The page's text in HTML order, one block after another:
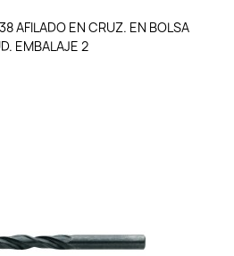
AFILADO EN CRUZ. EN BOLSA
EMBALAJE 2